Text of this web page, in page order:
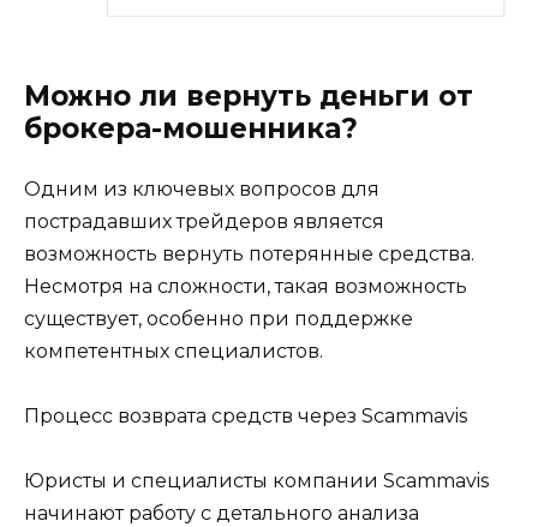
Можно ли вернуть деньги от
брокера-мошенника?
Одним из ключевых вопросов для
пострадавших трейдеров является
возможность вернуть потерянные средства.
Несмотря на сложности, такая возможность
существует, особенно при поддержке
компетентных специалистов.
Процесс возврата средств через Scammavis
Юристы и специалисты компании Scammavis
начинают работу с детального анализа